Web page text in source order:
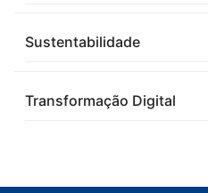
Sustentabilidade
Transformação Digital